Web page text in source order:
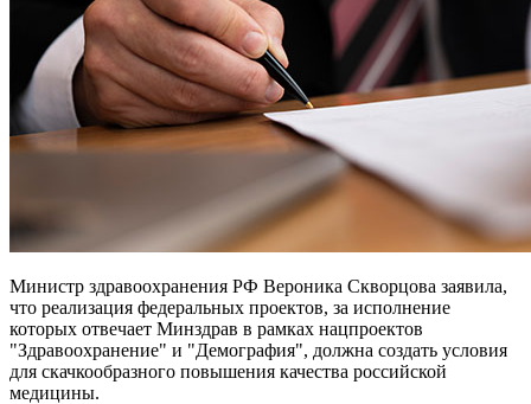
Министр здравоохранения РФ Вероника Скворцова заявила,
что реализация федеральных проектов, за исполнение
которых отвечает Минздрав в рамках нацпроектов
"Здравоохранение" и "Демография", должна создать условия
для скачкообразного повышения качества российской
медицины.